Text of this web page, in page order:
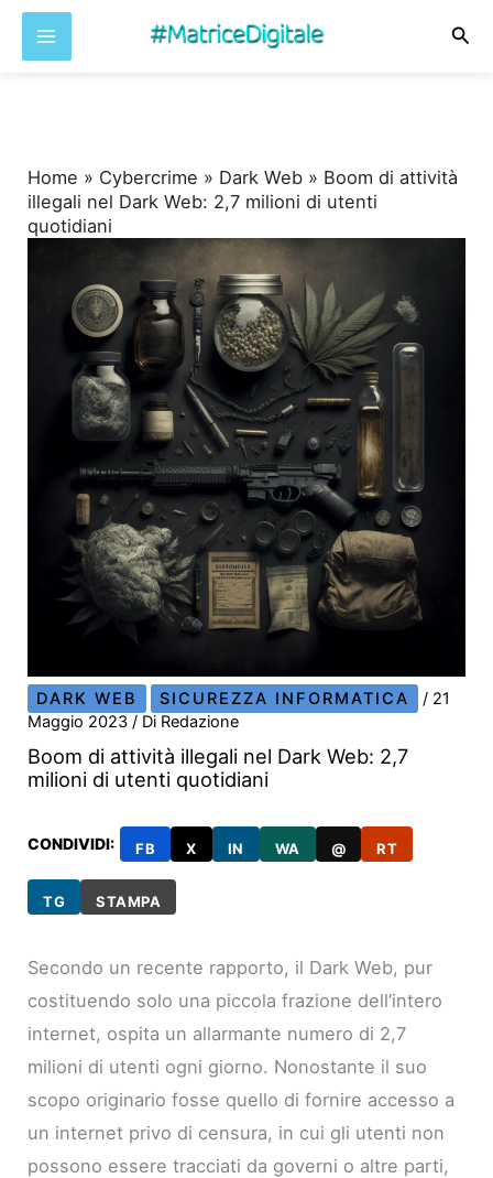
Home » Cybercrime » Dark Web » Boom di attività
illegali nel Dark Web: 2,7 milioni di utenti
quotidiani
DARK WEB SICUREZZA INFORMATICA / 21
Maggio 2023/ Di Redazione
Boom di attività illegali nel Dark Web: 2,7
milioni di utenti quotidiani
CONDIVIDI: FB X IN WA @ RT
TG STAMPA
Secondo un recente rapporto, il Dark Web, pur
costituendo solo una piccola frazione dell’intero
internet, ospita un allarmante numero di 2,7
milioni di utenti ogni giorno. Nonostante il suo
scopo originario fosse quello di fornire accesso a
un internet privo di censura, in cui gli utenti non
possono essere tracciati da governi o altre parti,